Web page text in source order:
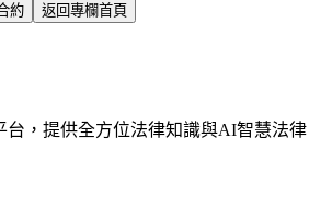
約 返回專欄首頁
台，提供全方位法律知識與AI智慧法律